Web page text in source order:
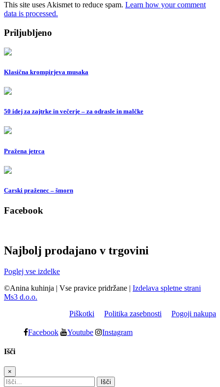
This site uses Akismet to reduce spam. Learn how your comment
data is processed.
Priljubljeno
Klasična krompirjeva musaka
50 idej za zajtrke in večerje – za odrasle in malčke
Pražena jetrca
Carski praženec – šmorn
Facebook
Najbolj prodajano v trgovini
Poglej vse izdelke
©Anina kuhinja | Vse pravice pridržane | Izdelava spletne strani
Ms3 d.o.o.
Piškotki
Politika zasebnosti Pogoji nakupa
Facebook Youtube Instagram
Išči
×